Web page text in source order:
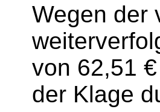
Wegen der
von 62,51
der Klage